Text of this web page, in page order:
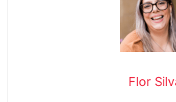
Flor